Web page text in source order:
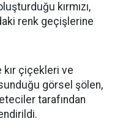
kırmızı,
renk geçişlerine
kır çiçekleri ve
görsel şölen,
tarafından